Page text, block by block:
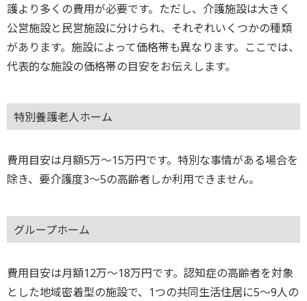
護より多くの費用が必要です。ただし、介護施設は大きく
公営施設と民営施設に分けられ、それぞれいくつかの種類
があります。施設によって価格帯も異なります。ここでは、
代表的な施設の価格帯の目安をお伝えします。
特別養護老人ホーム
費用目安は月額5万～15万円です。特別な事情がある場合を
除き、要介護度3～5の高齢者しか利用できません。
グループホーム
費用目安は月額12万～18万円です。認知症の高齢者を対象
とした地域密着型の施設で、1つの共同生活住居に5～9人の